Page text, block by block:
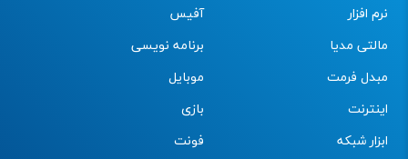
نرم افزار
مالتی مدیا
مبدل فرمت
اینترنت
ابزار شبکه
آفیس
برنامه نویسی
موبایل
بازی
فونت